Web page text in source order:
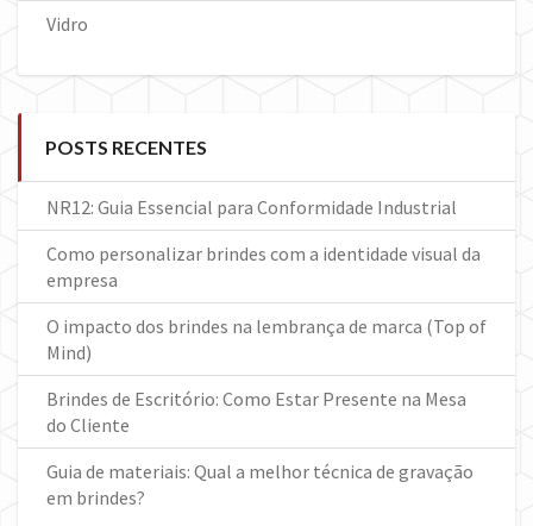
Vidro
POSTS RECENTES
NR12: Guia Essencial para Conformidade Industrial
Como personalizar brindes com a identidade visual da
empresa
O impacto dos brindes na lembrança de marca (Top of
Mind)
Brindes de Escritório: Como Estar Presente na Mesa
do Cliente
Guia de materiais: Qual a melhor técnica de gravação
em brindes?